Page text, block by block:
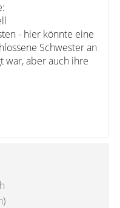
- hier könnte eine
Schwester an
war, aber auch ihre